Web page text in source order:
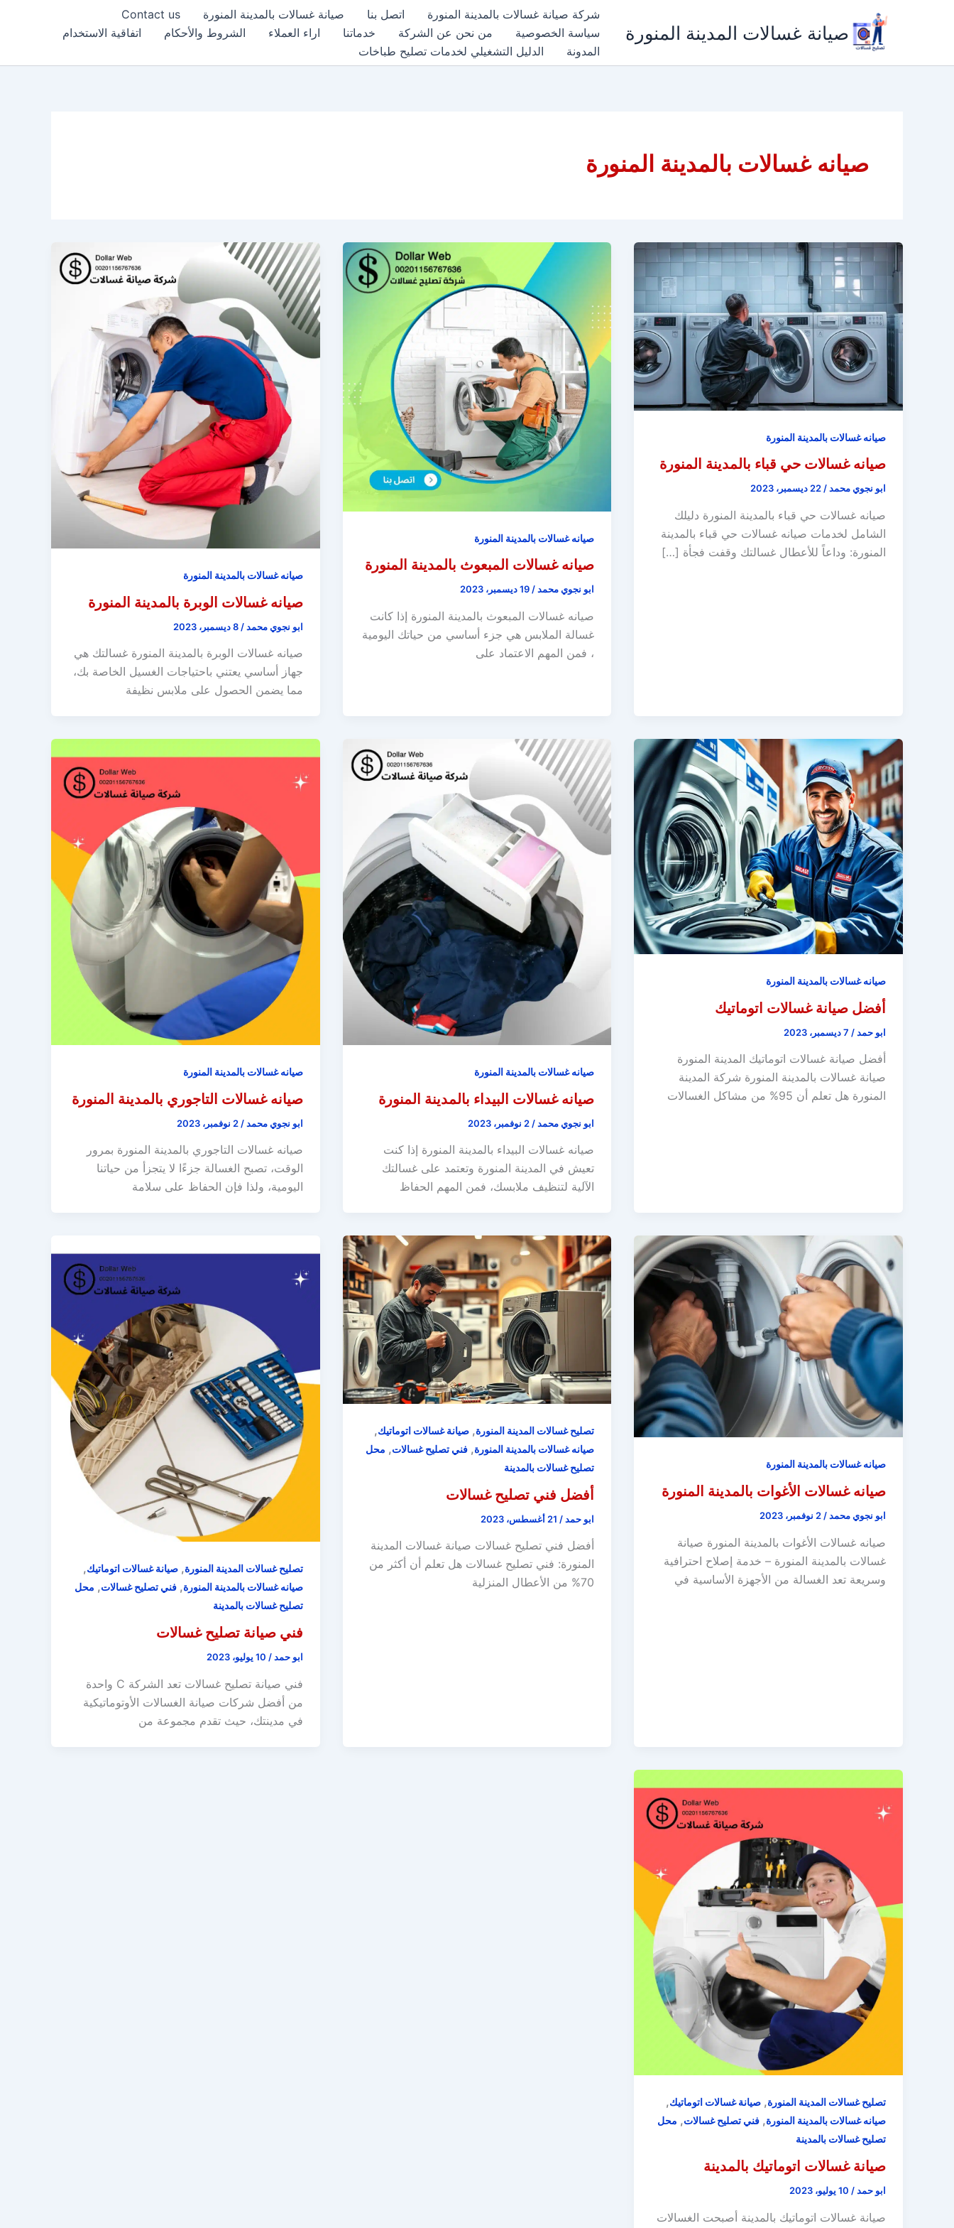
صيانة غسالات المدينة المنورة
شركة صيانة غسالات بالمدينة المنورة اتصل بنا صيانة غسالات بالمدينة المنورة
Contact us
سياسة الخصوصية
من نحن عن الشركة خدماتنا اراء العملاء الشروط والأحكام
اتفاقية الاستخدام
المدونة
الدليل التشغيلي لخدمات تصليح طباخات
صيانه غسالات بالمدينة المنورة
صيانه غسالات بالمدينة المنورة
صيانه غسالات حي قباء بالمدينة المنورة
ابو نجوي محمد/22 ديسمبر، 2023
صيانه غسالات حي قباء بالمدينة المنورة دليلك
الشامل لخدمات صيانه غسالات حي قباء بالمدينة
المنورة: وداعاً للأعطال غسالتك وقفت فجأة […]
صيانه غسالات بالمدينة المنورة
صيانه غسالات المبعوث بالمدينة المنورة
ابو نجوي محمد/19 ديسمبر، 2023
صيانه غسالات المبعوث بالمدينة المنورة إذا كانت
غسالة الملابس هي جزء أساسي من حياتك اليومية
، فمن المهم الاعتماد على
صيانه غسالات بالمدينة المنورة
صيانه غسالات الوبرة بالمدينة المنورة
ابو نجوي محمد/8 ديسمبر، 2023
صيانه غسالات الوبرة بالمدينة المنورة غسالتك هي
جهاز أساسي يعتني باحتياجات الغسيل الخاصة بك،
مما يضمن الحصول على ملابس نظيفة
صيانه غسالات بالمدينة المنورة
أفضل صيانة غسالات اتوماتيك
ابو حمد/ 7 ديسمبر، 2023
أفضل صيانة غسالات اتوماتيك المدينة المنورة
صيانة غسالات بالمدينة المنورة شركة المدينة
المنورة هل تعلم أن 95% من مشاكل الغسالات
صيانه غسالات بالمدينة المنورة
صيانه غسالات البيداء بالمدينة المنورة
ابو نجوي محمد/ 2 نوفمبر، 2023
صيانه غسالات البيداء بالمدينة المنورة إذا كنت
تعيش في المدينة المنورة وتعتمد على غسالتك
الآلية لتنظيف ملابسك، فمن المهم الحفاظ
صيانه غسالات بالمدينة المنورة
صيانه غسالات التاجوري بالمدينة المنورة
ابو نجوي محمد/2 نوفمبر، 2023
صيانه غسالات التاجوري بالمدينة المنورة بمرور
الوقت، تصبح الغسالة جزءًا لا يتجزأ من حياتنا
اليومية، ولذا فإن الحفاظ على سلامة
صيانه غسالات بالمدينة المنورة
صيانه غسالات الأغوات بالمدينة المنورة
ابو نجوي محمد/ 2 نوفمبر، 2023
صيانه غسالات الأغوات بالمدينة المنورة صيانة
غسالات بالمدينة المنورة – خدمة إصلاح احترافية
وسريعة تعد الغسالة من الأجهزة الأساسية في
تصليح غسالات المدينة المنورة, صيانة غسالات اتوماتيك,
صيانه غسالات بالمدينة المنورة, فني تصليح غسالات, محل
تصليح غسالات بالمدينة
أفضل فني تصليح غسالات
ابو حمد/ 21 أغسطس، 2023
أفضل فني تصليح غسالات صيانة غسالات المدينة
المنورة: فني تصليح غسالات هل تعلم أن أكثر من
70% من الأعطال المنزلية
تصليح غسالات المدينة المنورة,صيانة غسالات اتوماتيك,
صيانه غسالات بالمدينة المنورة,فني تصليح غسالات, محل
تصليح غسالات بالمدينة
فني صيانة تصليح غسالات
ابو حمد/ 10 يوليو، 2023
فني صيانة تصليح غسالات تعد الشركة C واحدة
من أفضل شركات صيانة الغسالات الأوتوماتيكية
في مدينتك، حيث تقدم مجموعة من
تصليح غسالات المدينة المنورة, صيانة غسالات اتوماتيك,
صيانه غسالات بالمدينة المنورة, فني تصليح غسالات, محل
تصليح غسالات بالمدينة
صيانة غسالات اتوماتيك بالمدينة
ابو حمد/ 10 يوليو، 2023
صيانة غسالات اتوماتيك بالمدينة أصبحت الغسالات